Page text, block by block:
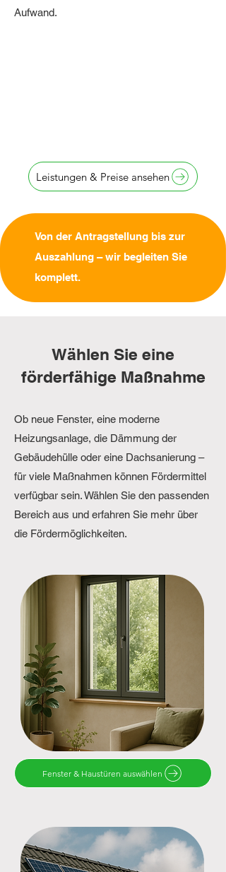
Aufwand.
Leistungen & Preise ansehen
Von der Antragstellung bis zur
Auszahlung – wir begleiten Sie
komplett.
Wählen Sie eine
förderfähige Maßnahme
Ob neue Fenster, eine moderne
Heizungsanlage, die Dämmung der
Gebäudehülle oder eine Dachsanierung –
für viele Maßnahmen können Fördermittel
verfügbar sein. Wählen Sie den passenden
Bereich aus und erfahren Sie mehr über
die Fördermöglichkeiten.
Fenster & Haustüren auswählen